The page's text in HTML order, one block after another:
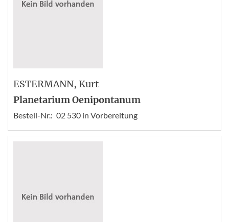
ESTERMANN, Kurt
Planetarium Oenipontanum
Bestell-Nr.: 02 530 in Vorbereitung